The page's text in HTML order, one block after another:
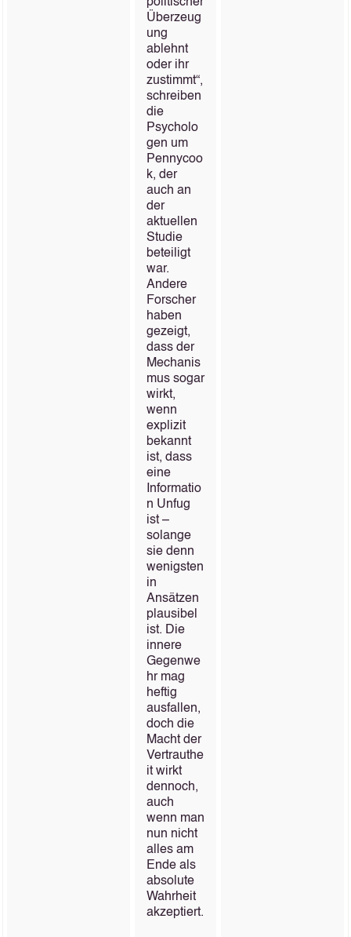
Überzeug
ung
ablehnt
oder ihr
zustimmt“,
schreiben
die
Psycholo
gen um
Pennycoo
k, der
auch an
der
aktuellen
Studie
beteiligt
war.
Andere
Forscher
haben
gezeigt,
dass der
Mechanis
mus sogar
wirkt,
wenn
explizit
bekannt
ist, dass
eine
Informatio
n Unfug
ist –
solange
sie denn
wenigsten
in
Ansätzen
plausibel
ist. Die
innere
Gegenwe
hr mag
heftig
ausfallen,
doch die
Macht der
Vertrauthe
it wirkt
dennoch,
auch
wenn man
nun nicht
alles am
Ende als
absolute
Wahrheit
akzeptiert.